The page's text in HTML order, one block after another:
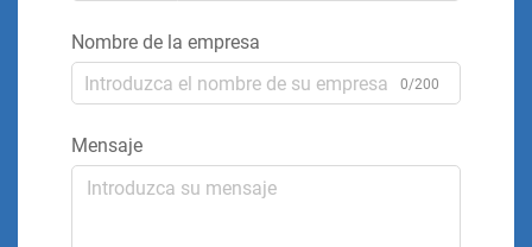
Nombre de la empresa
0/200
Mensaje